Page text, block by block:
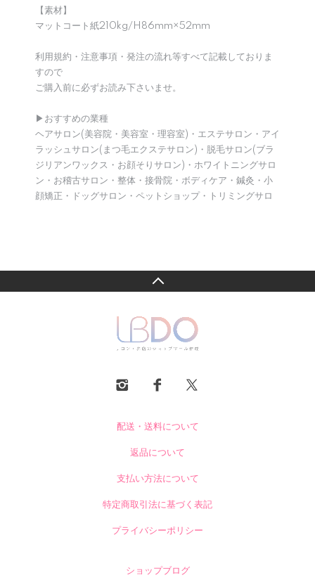
【素材】
マットコート紙210kg/H86mm×52mm
利用規約・注意事項・発注の流れ等すべて記載しておりま
すので
ご購入前に必ずお読み下さいませ。
▶︎おすすめの業種
ヘアサロン(美容院・美容室・理容室)・エステサロン・アイ
ラッシュサロン(まつ毛エクステサロン)・脱毛サロン(ブラ
ジリアンワックス・お顔そりサロン)・ホワイトニングサロ
ン・お稽古サロン・整体・接骨院・ボディケア・鍼灸・小
顔矯正・ドッグサロン・ペットショップ・トリミングサロ
配送・送料について
返品について
支払い方法について
特定商取引法に基づく表記
プライバシーポリシー
ショップブログ